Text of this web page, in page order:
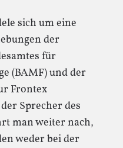
sich um eine
der
für
(BAMF) und der
Frontex
Sprecher des
man weiter nach,
weder bei der